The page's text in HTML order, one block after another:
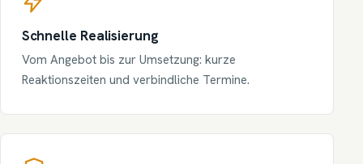
Schnelle Realisierung
Vom Angebot bis zur Umsetzung: kurze
Reaktionszeiten und verbindliche Termine.